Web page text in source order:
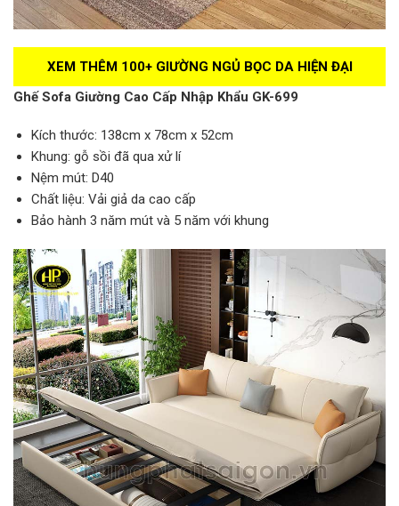
XEM THÊM 100+ GIƯỜNG NGỦ BỌC DA HIỆN ĐẠI
Ghế Sofa Giường Cao Cấp Nhập Khẩu GK-699
Kích thước: 138cm x 78cm x 52cm
Khung: gỗ sồi đã qua xử lí
Nệm mút: D40
Chất liệu: Vải giả da cao cấp
Bảo hành 3 năm mút và 5 năm với khung